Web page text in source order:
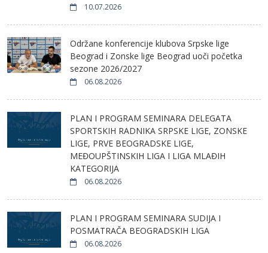
10.07.2026
Održane konferencije klubova Srpske lige
Beograd i Zonske lige Beograd uoči početka
sezone 2026/2027
06.08.2026
PLAN I PROGRAM SEMINARA DELEGATA
SPORTSKIH RADNIKA SRPSKE LIGE, ZONSKE
LIGE, PRVE BEOGRADSKE LIGE,
MEĐOUPŠTINSKIH LIGA I LIGA MLAĐIH
KATEGORIJA
06.08.2026
PLAN I PROGRAM SEMINARA SUDIJA I
POSMATRAČA BEOGRADSKIH LIGA
06.08.2026